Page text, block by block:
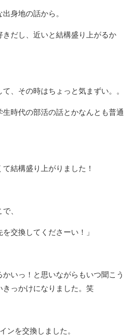
身地の話から。
きだし、近いと結構盛り上がるか
、その時はちょっと気まずい。。
時代の部活の話とかなんとも普通
結構盛り上がりました！
、
交換してくださーい！」
いっ！と思いながらもいつ聞こう
っかけになりました。笑
ンを交換しました。